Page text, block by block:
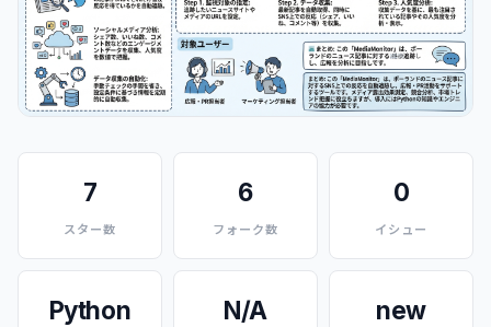
7
スター数
6
フォーク数
0
イシュー
Python N/A new